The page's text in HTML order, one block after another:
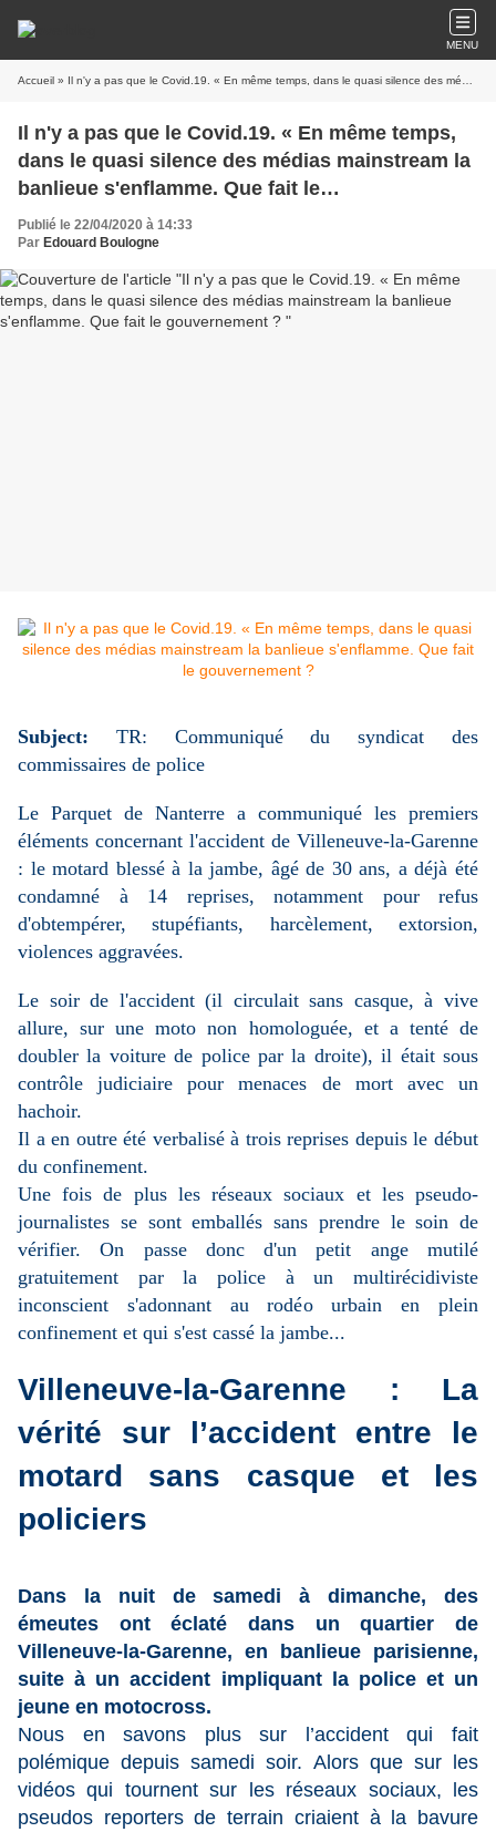
MENU
Accueil » Il n'y a pas que le Covid.19. « En même temps, dans le quasi silence des médias mainstream la banlieue s'enflamme. Que fait le gouvernement ?
Il n'y a pas que le Covid.19. « En même temps,
dans le quasi silence des médias mainstream la
banlieue s'enflamme. Que fait le
gouvernement ?
Publié le 22/04/2020 à 14:33
Par Edouard Boulogne
Subject: TR: Communiqué du syndicat des
commissaires de police
Le Parquet de Nanterre a communiqué les premiers
éléments concernant l'accident de Villeneuve-la-Garenne
: le motard blessé à la jambe, âgé de 30 ans, a déjà été
condamné à 14 reprises, notamment pour refus
d'obtempérer, stupéfiants, harcèlement, extorsion,
violences aggravées.
Le soir de l'accident (il circulait sans casque, à vive
allure, sur une moto non homologuée, et a tenté de
doubler la voiture de police par la droite), il était sous
contrôle judiciaire pour menaces de mort avec un
hachoir.
Il a en outre été verbalisé à trois reprises depuis le début
du confinement.
Une fois de plus les réseaux sociaux et les pseudo-
journalistes se sont emballés sans prendre le soin de
vérifier. On passe donc d'un petit ange mutilé
gratuitement par la police à un multirécidiviste
inconscient s'adonnant au rodéo urbain en plein
confinement et qui s'est cassé la jambe...
Villeneuve-la-Garenne : La
vérité sur l’accident entre le
motard sans casque et les
policiers
Dans la nuit de samedi à dimanche, des
émeutes ont éclaté dans un quartier de
Villeneuve-la-Garenne, en banlieue parisienne,
suite à un accident impliquant la police et un
jeune en motocross.
Nous en savons plus sur l’accident qui fait
polémique depuis samedi soir. Alors que sur les
vidéos qui tournent sur les réseaux sociaux, les
pseudos reporters de terrain criaient à la bavure